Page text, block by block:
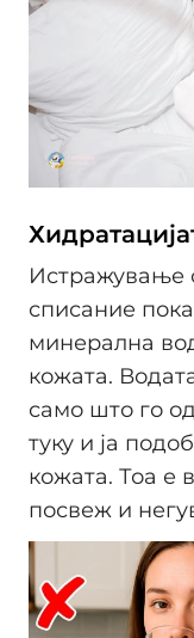
Истражување
списание
минерална
кожата.
само што го
туку и ја
кожата. Тоа е
посвеж и